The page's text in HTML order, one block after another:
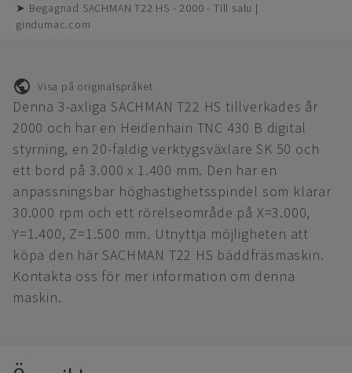
➤ Begagnad SACHMAN T22 HS - 2000 - Till salu |
gindumac.com
Visa på originalspråket
Denna 3-axliga SACHMAN T22 HS tillverkades år
2000 och har en Heidenhain TNC 430 B digital
styrning, en 20-faldig verktygsväxlare SK 50 och
ett bord på 3.000 x 1.400 mm. Den har en
anpassningsbar höghastighetsspindel som klarar
30.000 rpm och ett rörelseområde på X=3.000,
Y=1.400, Z=1.500 mm. Utnyttja möjligheten att
köpa den här SACHMAN T22 HS bäddfräsmaskin.
Kontakta oss för mer information om denna
maskin.